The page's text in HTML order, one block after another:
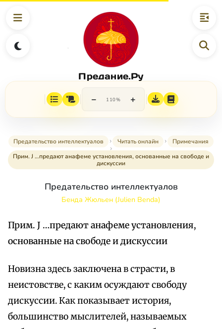
Предание.Ру
− 110% +
Предательство интеллектуалов Читать онлайн
Примечания
Прим. J …предают анафеме установления, основанные на свободе и
дискуссии
Предательство интеллектуалов
Бенда Жюльен (Julien Benda)
Прим. J …предают анафеме установления,
основанные на свободе и дискуссии
Новизна здесь заключена в страсти, в
неистовстве, с каким осуждают свободу
дискуссии. Как показывает история,
большинство мыслителей, называемых